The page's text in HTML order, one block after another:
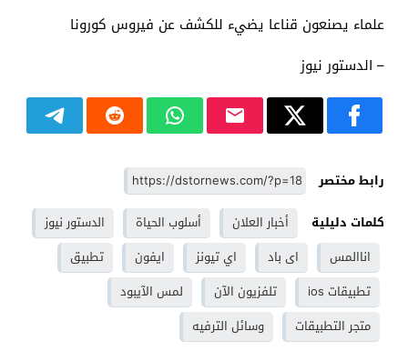
علماء يصنعون قناعا يضيء للكشف عن فيروس كورونا
– الدستور نيوز
رابط مختصر
كلمات دليلية
أخبار العلان أسلوب الحياة
الدستور نيوز
اناالمس
اى باد اي تيونز ايفون
تطبيق
تطبيقات ios
تلفزيون الآن
لمس الآيبود
متجر التطبيقات
وسائل الترفيه